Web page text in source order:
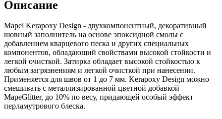
Описание
Mapei Kerapoxy Design - двухкомпонентный, декоративный
шовный заполнитель на основе эпоксидной смолы с
добавлением кварцевого песка и других специальных
компонентов, обладающий свойствами высокой стойкости и
легкой очисткой. Затирка обладает высокой стойкостью к
любым загрязнениям и легкой очисткой при нанесении.
Применяется для швов от 1 до 7 мм. Kerapoxy Design можно
смешивать с металлизированной цветной добавкой
MapeGlitter, до 10% по весу, придающей особый эффект
перламутрового блеска.